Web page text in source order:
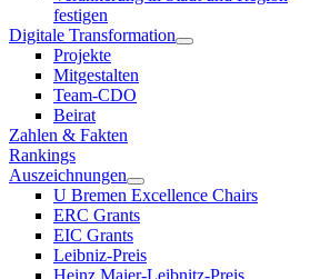
festigen
Digitale Transformation
Projekte
Mitgestalten
Team-CDO
Beirat
Zahlen & Fakten
Rankings
Auszeichnungen
U Bremen Excellence Chairs
ERC Grants
EIC Grants
Leibniz-Preis
Heinz Maier-Leibnitz-Preis